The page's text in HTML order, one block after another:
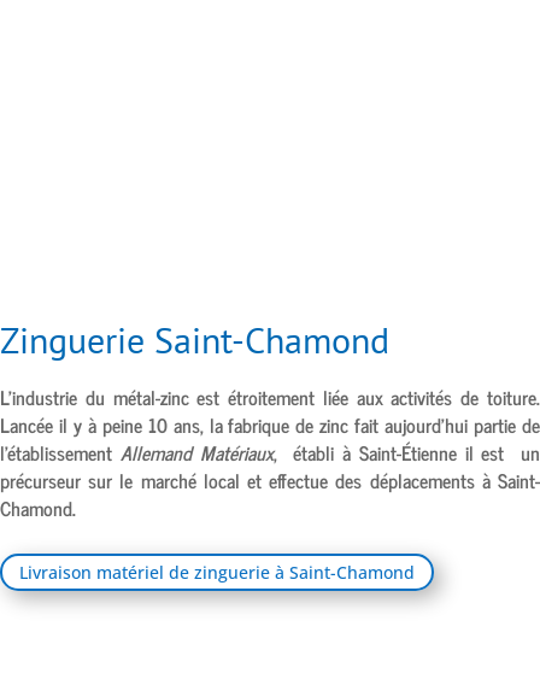
Zinguerie Saint-Chamond
L’industrie du métal-zinc est étroitement liée aux activités de toiture.
Lancée il y à peine 10 ans, la fabrique de zinc fait aujourd’hui partie de
l’établissement Allemand Matériaux, établi à Saint-Étienne il est un
précurseur sur le marché local et effectue des déplacements à Saint-
Chamond.
Livraison matériel de zinguerie à Saint-Chamond